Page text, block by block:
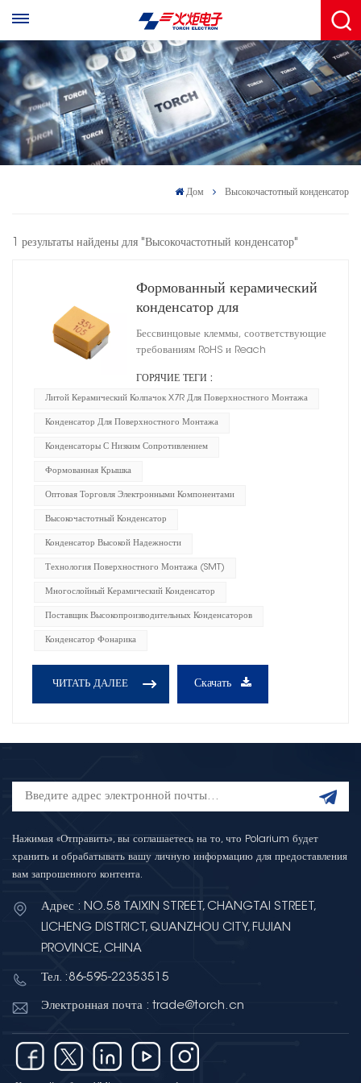
Дом Высокочастотный конденсатор
1 результаты найдены для "Высокочастотный конденсатор"
Формованный керамический
конденсатор для
поверхностного монтажа
Бессвинцовые клеммы, соответствующие
требованиям RoHS и Reach
ГОРЯЧИЕ ТЕГИ :
Литой Керамический Колпачок X7R Для Поверхностного Монтажа
Конденсатор Для Поверхностного Монтажа
Конденсаторы С Низким Сопротивлением
Формованная Крышка
Оптовая Торговля Электронными Компонентами
Высокочастотный Конденсатор
Конденсатор Высокой Надежности
Технология Поверхностного Монтажа (SMT)
Многослойный Керамический Конденсатор
Поставщик Высокопроизводительных Конденсаторов
Конденсатор Фонарика
ЧИТАТЬ ДАЛЕЕ Скачать
Нажимая «Отправить», вы соглашаетесь на то, что Polarium будет
хранить и обрабатывать вашу личную информацию для предоставления
вам запрошенного контента.
Адрес : NO.58 TAIXIN STREET, CHANGTAI STREET,
LICHENG DISTRICT, QUANZHOU CITY, FUJIAN
PROVINCE, CHINA
Тел. :86-595-22353515
Электронная почта : trade@torch.cn